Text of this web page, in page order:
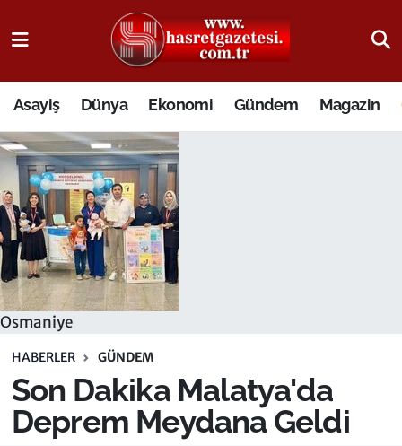
Asayiş Dünya Ekonomi Gündem Magazin
Osmaniye
HABERLER GÜNDEM
Son Dakika Malatya'da
Deprem Meydana Geldi
Osmaniye Nöbetçi Eczaneler
Osmaniye Hava Durumu
Osmaniye Trafik Yoğunluk Haritası
Süper Lig Puan Durumu ve Fikstür
Tüm Manşetler
Son Dakika Haberleri